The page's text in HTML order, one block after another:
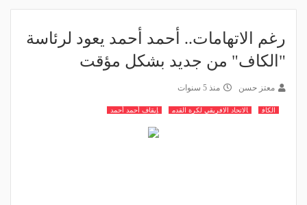
رغم الاتهامات.. أحمد أحمد يعود لرئاسة
"الكاف" من جديد بشكل مؤقت
معتز حسن منذ 5 سنوات
الكاف الاتحاد الافريقي لكرة القدم إيقاف أحمد أحمد